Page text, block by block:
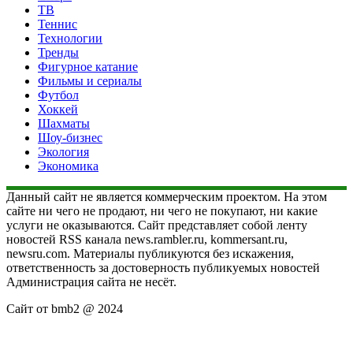
ТВ
Теннис
Технологии
Тренды
Фигурное катание
Фильмы и сериалы
Футбол
Хоккей
Шахматы
Шоу-бизнес
Экология
Экономика
Данный сайт не является коммерческим проектом. На этом
сайте ни чего не продают, ни чего не покупают, ни какие
услуги не оказываются. Сайт представляет собой ленту
новостей RSS канала news.rambler.ru, kommersant.ru,
newsru.com. Материалы публикуются без искажения,
ответственность за достоверность публикуемых новостей
Администрация сайта не несёт.
Сайт от bmb2 @ 2024